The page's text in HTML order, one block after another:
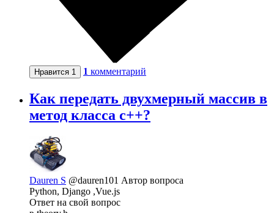
Нравится 1 1 комментарий
Как передать двухмерный массив в
метод класса с++?
Dauren S @dauren101 Автор вопроса
Python, Django ,Vue.js
Ответ на свой вопрос